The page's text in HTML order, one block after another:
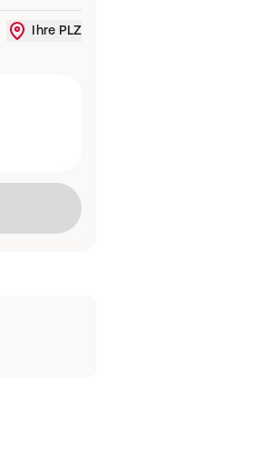
Liefergebiet ändern oder Standort
Ihre PLZ